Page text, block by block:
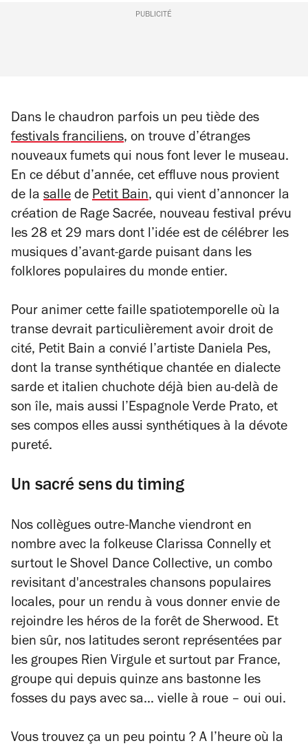
PUBLICITÉ
Dans le chaudron parfois un peu tiède des
festivals franciliens, on trouve d’étranges
nouveaux fumets qui nous font lever le museau.
En ce début d’année, cet effluve nous provient
de la salle de Petit Bain, qui vient d’annoncer la
création de Rage Sacrée, nouveau festival prévu
les 28 et 29 mars dont l’idée est de célébrer les
musiques d’avant-garde puisant dans les
folklores populaires du monde entier.
Pour animer cette faille spatiotemporelle où la
transe devrait particulièrement avoir droit de
cité, Petit Bain a convié l’artiste Daniela Pes,
dont la transe synthétique chantée en dialecte
sarde et italien chuchote déjà bien au-delà de
son île, mais aussi l’Espagnole Verde Prato, et
ses compos elles aussi synthétiques à la dévote
pureté.
Un sacré sens du timing
Nos collègues outre-Manche viendront en
nombre avec la folkeuse Clarissa Connelly et
surtout le Shovel Dance Collective, un combo
revisitant d'ancestrales chansons populaires
locales, pour un rendu à vous donner envie de
rejoindre les héros de la forêt de Sherwood. Et
bien sûr, nos latitudes seront représentées par
les groupes Rien Virgule et surtout par France,
groupe qui depuis quinze ans bastonne les
fosses du pays avec sa… vielle à roue – oui oui.
Vous trouvez ça un peu pointu ? A l’heure où la